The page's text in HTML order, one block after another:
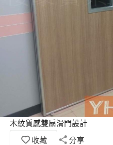
木紋質感雙扇滑門設計
收藏
分享